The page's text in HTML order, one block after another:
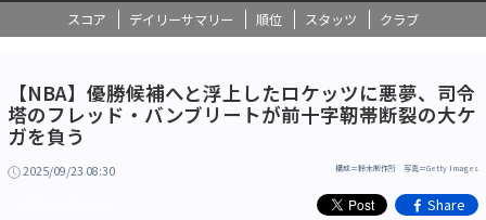
スコア デイリーサマリー 順位 スタッツ クラブ
【NBA】優勝候補へと浮上したロケッツに悪夢、司令
塔のフレッド・バンブリートが前十字靭帯断裂の大ケ
ガを負う
2025/09/23 08:30 構成＝鈴木制作所 写真＝Getty Images
Share